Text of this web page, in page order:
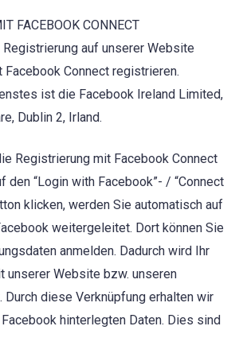
FACEBOOK CONNECT
auf unserer Website
Facebook Connect registrieren.
ist die Facebook Ireland Limited,
Dublin 2, Irland.
Registrierung mit Facebook Connect
den “Login with Facebook”- / “Connect
klicken, werden Sie automatisch auf
weitergeleitet. Dort können Sie
anmelden. Dadurch wird Ihr
unserer Website bzw. unseren
Durch diese Verknüpfung erhalten wir
hinterlegten Daten. Dies sind